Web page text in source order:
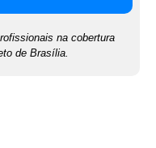
na cobertura
de Brasília.